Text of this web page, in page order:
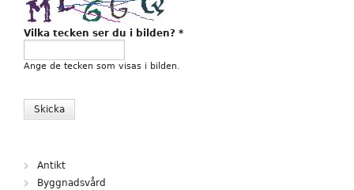
Vilka tecken ser du i bilden? *
Ange de tecken som visas i bilden.
Antikt
Byggnadsvård